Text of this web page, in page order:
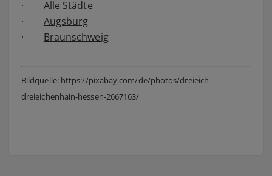
· Alle Städte
· Augsburg
· Braunschweig
Bildquelle: https://pixabay.com/de/photos/dreieich-
dreieichenhain-hessen-2667163/